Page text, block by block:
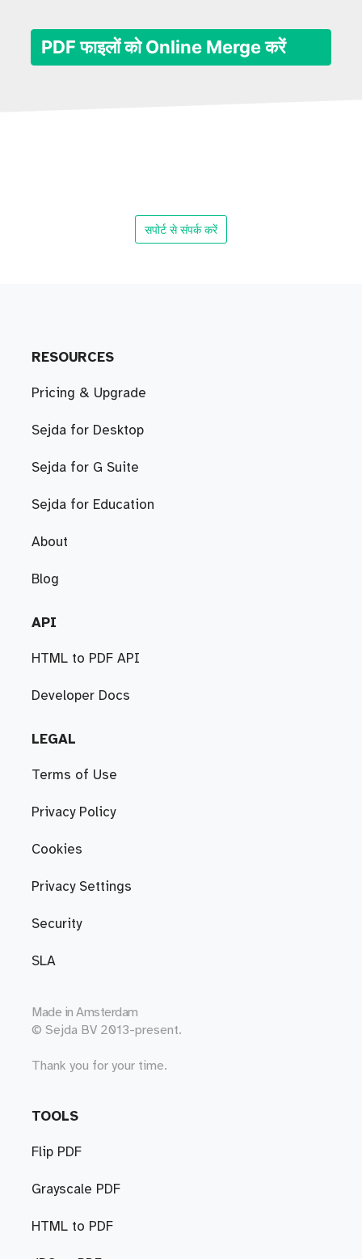
PDF फाइलों को Online Merge करें
सपोर्ट से संपर्क करें
RESOURCES
Pricing & Upgrade
Sejda for Desktop
Sejda for G Suite
Sejda for Education
About
Blog
API
HTML to PDF API
Developer Docs
LEGAL
Terms of Use
Privacy Policy
Cookies
Privacy Settings
Security
SLA
Made in Amsterdam
© Sejda BV 2013-present.
Thank you for your time.
TOOLS
Flip PDF
Grayscale PDF
HTML to PDF